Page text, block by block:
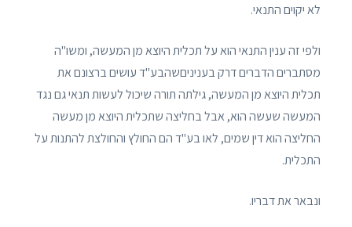
לא יקוים התנאי.
ולפי זה ענין התנאי הוא על תכלית היוצא מן המעשה, ומשו"ה
מסתברים הדברים דרק בעניניםשהבע"ד עושים ברצונם את
תכלית היוצא מן המעשה, גילתה תורה שיכול לעשות תנאי גם נגד
המעשה שעשה הוא, אבל בחליצה שתכלית היוצא מן מעשה
החליצה הוא דין שמים, לאו בע"ד הם החולץ והחולצת להתנות על
התכלית.
ונבאר את דבריו.